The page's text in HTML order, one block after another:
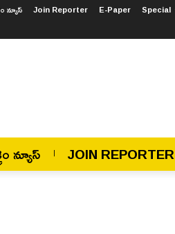
న్యూస్ Join Reporter E-Paper Special
న్యూస్ JOIN REPORTER